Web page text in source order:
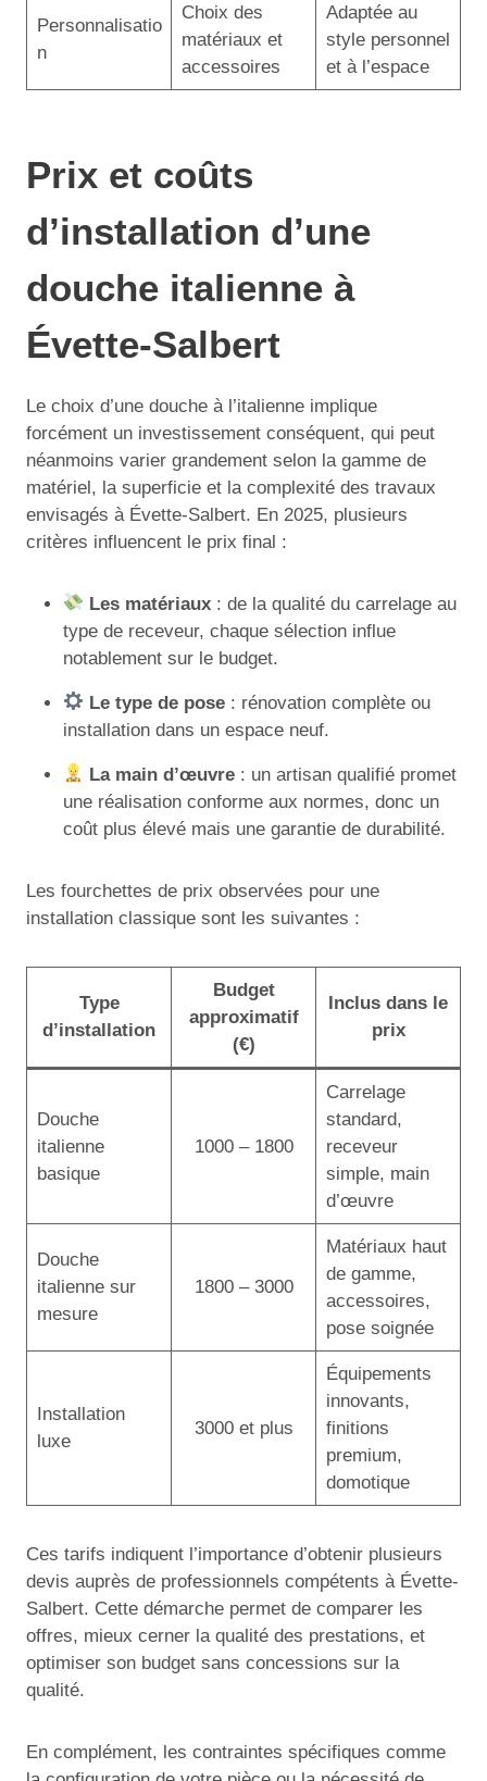
Personnalisatio
n
Choix des
matériaux et
accessoires
Adaptée au
style personnel
et à l’espace
Prix et coûts
d’installation d’une
douche italienne à
Évette-Salbert
Le choix d’une douche à l’italienne implique
forcément un investissement conséquent, qui peut
néanmoins varier grandement selon la gamme de
matériel, la superficie et la complexité des travaux
envisagés à Évette-Salbert. En 2025, plusieurs
critères influencent le prix final :
Les matériaux : de la qualité du carrelage au
type de receveur, chaque sélection influe
notablement sur le budget.
Le type de pose : rénovation complète ou
installation dans un espace neuf.
La main d’œuvre : un artisan qualifié promet
une réalisation conforme aux normes, donc un
coût plus élevé mais une garantie de durabilité.
Les fourchettes de prix observées pour une
installation classique sont les suivantes :
Type
d’installation
Budget
approximatif
(€)
Inclus dans le
prix
Douche
italienne
basique
1000 – 1800
Carrelage
standard,
receveur
simple, main
d’œuvre
Douche
italienne sur
mesure
1800 – 3000
Matériaux haut
de gamme,
accessoires,
pose soignée
Installation
luxe
3000 et plus
Équipements
innovants,
finitions
premium,
domotique
Ces tarifs indiquent l’importance d’obtenir plusieurs
devis auprès de professionnels compétents à Évette-
Salbert. Cette démarche permet de comparer les
offres, mieux cerner la qualité des prestations, et
optimiser son budget sans concessions sur la
qualité.
En complément, les contraintes spécifiques comme